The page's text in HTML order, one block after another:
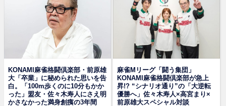
KONAMI麻雀格闘倶楽部・前原雄
大「卒業」に秘められた思いを告
白。「100m歩くのに10分もかか
った」盟友・佐々木寿人にさえ明
かさなかった満身創痍の3年間
麻雀Mリーグ「闘う集団」
KONAMI麻雀格闘倶楽部が急上
昇!? “シナリオ通り”の「大逆転
優勝へ」佐々木寿人×高宮まり×
前原雄大スペシャル対談